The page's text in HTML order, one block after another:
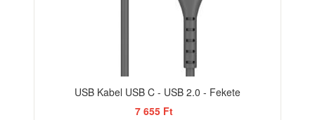
USB Kabel USB C - USB 2.0 - Fekete
7 655 Ft